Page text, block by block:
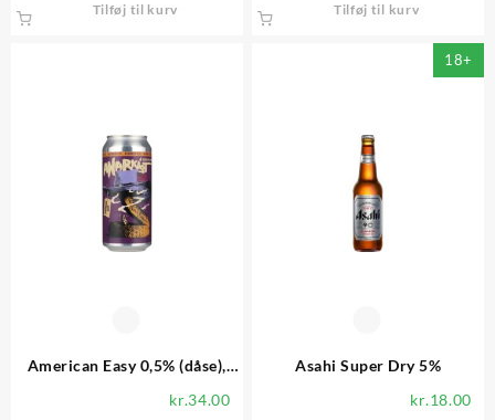
Tilføj til kurv Tilføj til kurv
American Easy 0,5% (dåse),
kr.34.00
18+
Asahi Super Dry 5%
kr.18.00